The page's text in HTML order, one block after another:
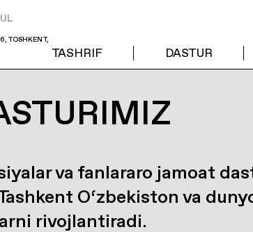
TOSHKENT,
TASHRIF DASTUR
va fanlararo jamoat
O‘zbekiston va
rivojlantiradi.